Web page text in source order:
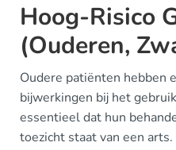
Hoog-Risico
(Ouderen,
Oudere patiënten hebben
bijwerkingen bij het
essentieel dat hun
toezicht staat van een